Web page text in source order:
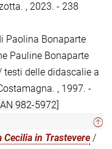
, 2023. - 238
Paolina Bonaparte
Pauline Bonaparte
testi delle didascalie a
, 1997. -
982-5972]
in Trastevere /